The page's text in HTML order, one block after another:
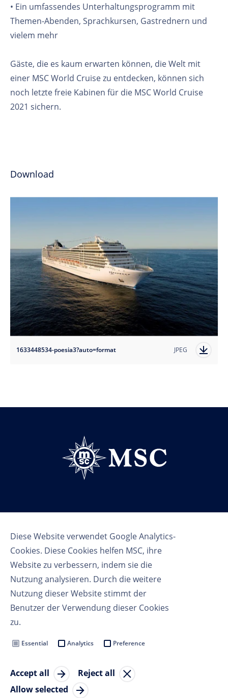
Diese Website verwendet Google Analytics-
Cookies. Diese Cookies helfen MSC, ihre
Website zu verbessern, indem sie die
Nutzung analysieren. Durch die weitere
Nutzung dieser Website stimmt der
Benutzer der Verwendung dieser Cookies
zu.
Essential Analytics Preference
Accept all
Reject all
Allow selected
• Ein umfassendes Unterhaltungsprogramm mit
Themen-Abenden, Sprachkursen, Gastrednern und
vielem mehr
Gäste, die es kaum erwarten können, die Welt mit
einer MSC World Cruise zu entdecken, können sich
noch letzte freie Kabinen für die MSC World Cruise
2021 sichern.
Download
1633448534-poesia3?auto=format JPEG
Follow us
Nutzungsbedingungen
Cookie Settings
© Copyright 2023 MSC Cruises SA